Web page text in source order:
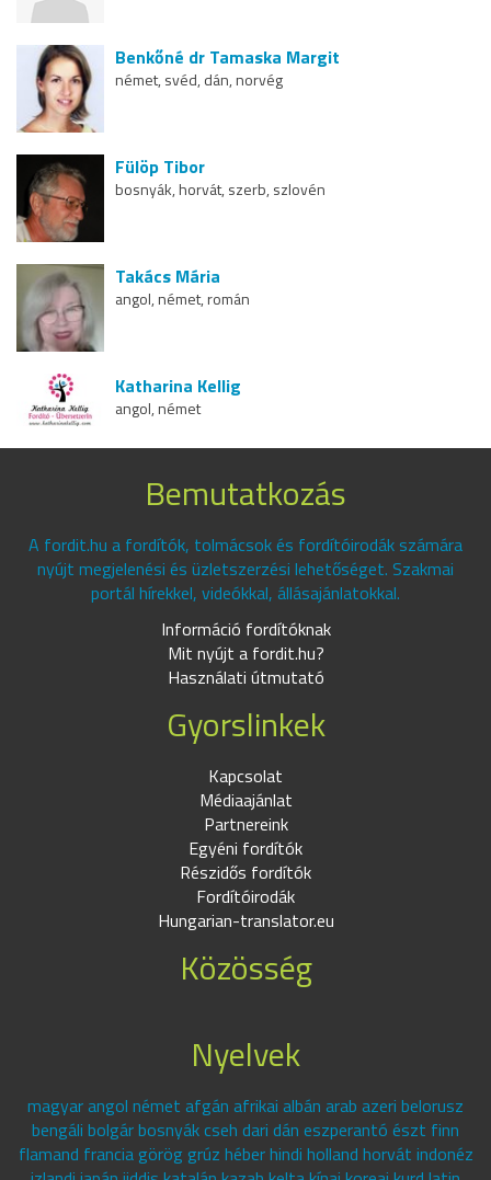
Benkőné dr Tamaska Margit
német, svéd, dán, norvég
Fülöp Tibor
bosnyák, horvát, szerb, szlovén
Takács Mária
angol, német, román
Katharina Kellig
angol, német
Bemutatkozás
A fordit.hu a fordítók, tolmácsok és fordítóirodák számára
nyújt megjelenési és üzletszerzési lehetőséget. Szakmai
portál hírekkel, videókkal, állásajánlatokkal.
Információ fordítóknak
Mit nyújt a fordit.hu?
Használati útmutató
Gyorslinkek
Kapcsolat
Médiaajánlat
Partnereink
Egyéni fordítók
Részidős fordítók
Fordítóirodák
Hungarian-translator.eu
Közösség
Nyelvek
magyar angol német afgán afrikai albán arab azeri belorusz
bengáli bolgár bosnyák cseh dari dán eszperantó észt finn
flamand francia görög grúz héber hindi holland horvát indonéz